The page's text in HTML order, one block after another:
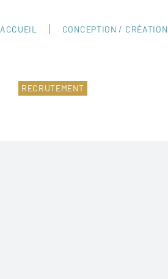
ACCUEIL CONCEPTION / CRÉATION
RECRUTEMENT